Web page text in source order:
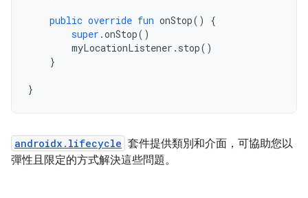
public override fun onStop()
{
super .onStop()
myLocationListener . stop()
}
}
androidx.lifecycle 套件提供類別和介面，可協助您以
彈性且限定的方式解決這些問題。